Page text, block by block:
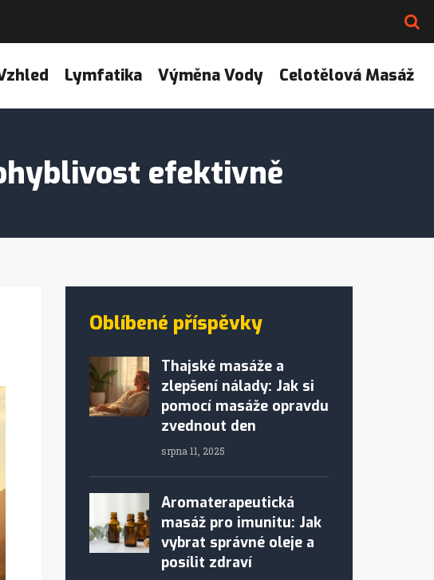
Lymfatika Výměna Vody Celotělová Masáž
efektivně
Oblíbené příspěvky
Thajské masáže a
zlepšení nálady: Jak si
pomocí masáže opravdu
zvednout den
srpna 11, 2025
Aromaterapeutická
masáž pro imunitu: Jak
vybrat správné oleje a
posílit zdraví